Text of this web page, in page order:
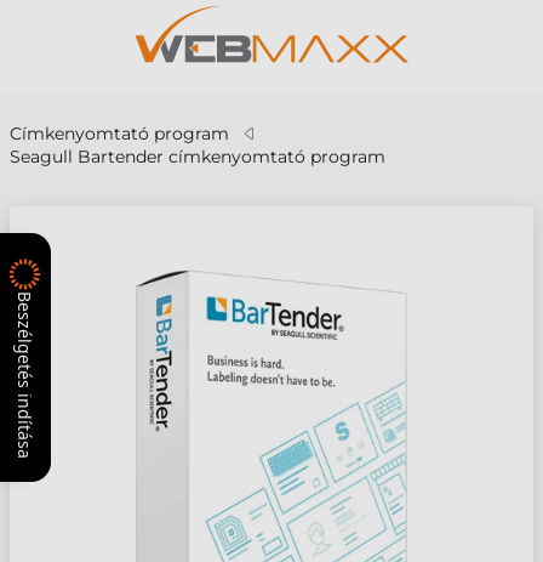
Címkenyomtató program
Seagull Bartender címkenyomtató program
Beszélgetés indítása